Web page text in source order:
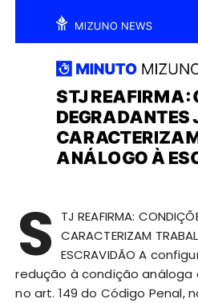
S
TJ REAFIRMA:
CARACTERIZAM
ESCRAVIDÃO A
redução à condição análoga
no art. 149 do Código Penal,